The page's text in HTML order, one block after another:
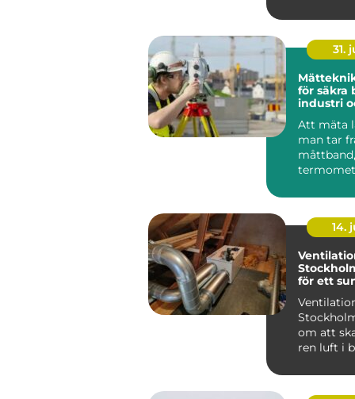
vana vi...
31.
Mätteknik
för säkra
industri
Att mäta
man tar
värde....
14.
för ett
om att
ren luft i
moder...